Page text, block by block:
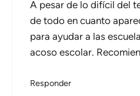
A pesar de lo difícil del
de todo en cuanto
para ayudar a las
acoso escolar.
Responder